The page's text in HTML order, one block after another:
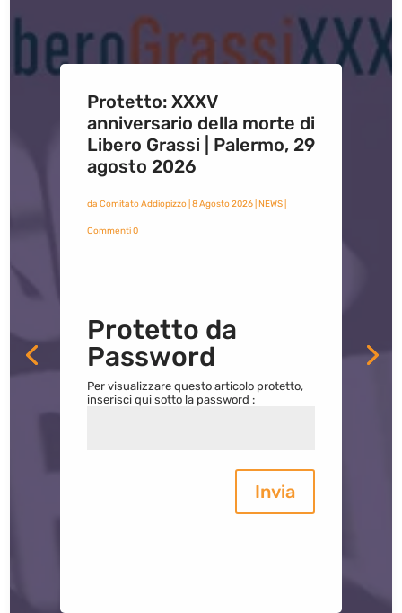
Protetto: XXXV
anniversario della morte di
Libero Grassi | Palermo, 29
agosto 2026
da Comitato Addiopizzo| 8 Agosto 2026| NEWS|
Commenti 0
Protetto da
Password
Per visualizzare questo articolo protetto,
inserisci qui sotto la password :
Invia